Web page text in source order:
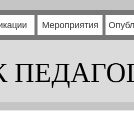
Мероприятия